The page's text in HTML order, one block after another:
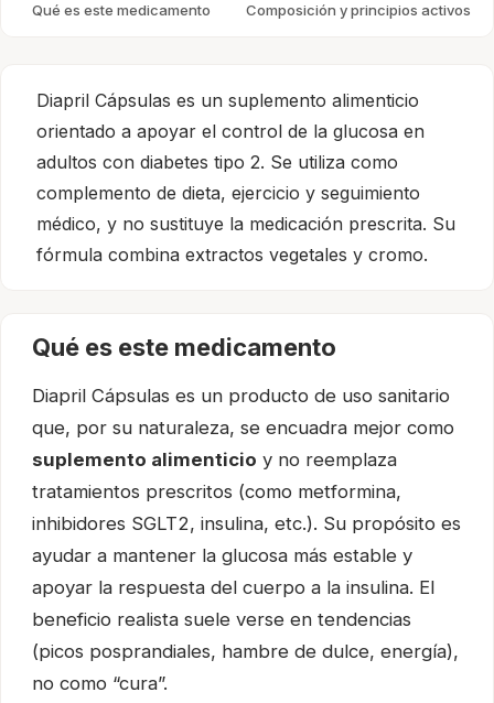
Qué es este medicamento Composición y principios activos
Diapril Cápsulas es un suplemento alimenticio
orientado a apoyar el control de la glucosa en
adultos con diabetes tipo 2. Se utiliza como
complemento de dieta, ejercicio y seguimiento
médico, y no sustituye la medicación prescrita. Su
fórmula combina extractos vegetales y cromo.
Qué es este medicamento
Diapril Cápsulas es un producto de uso sanitario
que, por su naturaleza, se encuadra mejor como
suplemento alimenticio y no reemplaza
tratamientos prescritos (como metformina,
inhibidores SGLT2, insulina, etc.). Su propósito es
ayudar a mantener la glucosa más estable y
apoyar la respuesta del cuerpo a la insulina. El
beneficio realista suele verse en tendencias
(picos posprandiales, hambre de dulce, energía),
no como “cura”.